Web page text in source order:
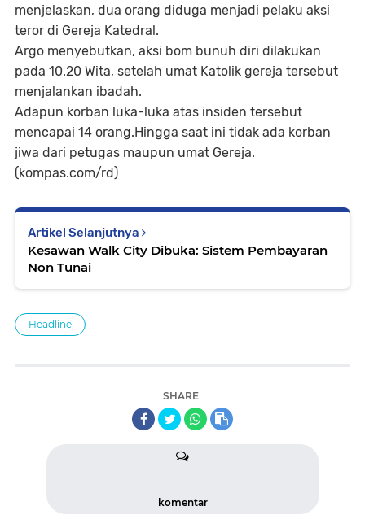
menjelaskan, dua orang diduga menjadi pelaku aksi
teror di Gereja Katedral.
Argo menyebutkan, aksi bom bunuh diri dilakukan
pada 10.20 Wita, setelah umat Katolik gereja tersebut
menjalankan ibadah.
Adapun korban luka-luka atas insiden tersebut
mencapai 14 orang.Hingga saat ini tidak ada korban
jiwa dari petugas maupun umat Gereja.
(kompas.com/rd)
Artikel Selanjutnya
Kesawan Walk City Dibuka: Sistem Pembayaran
Non Tunai
Headline
SHARE
komentar